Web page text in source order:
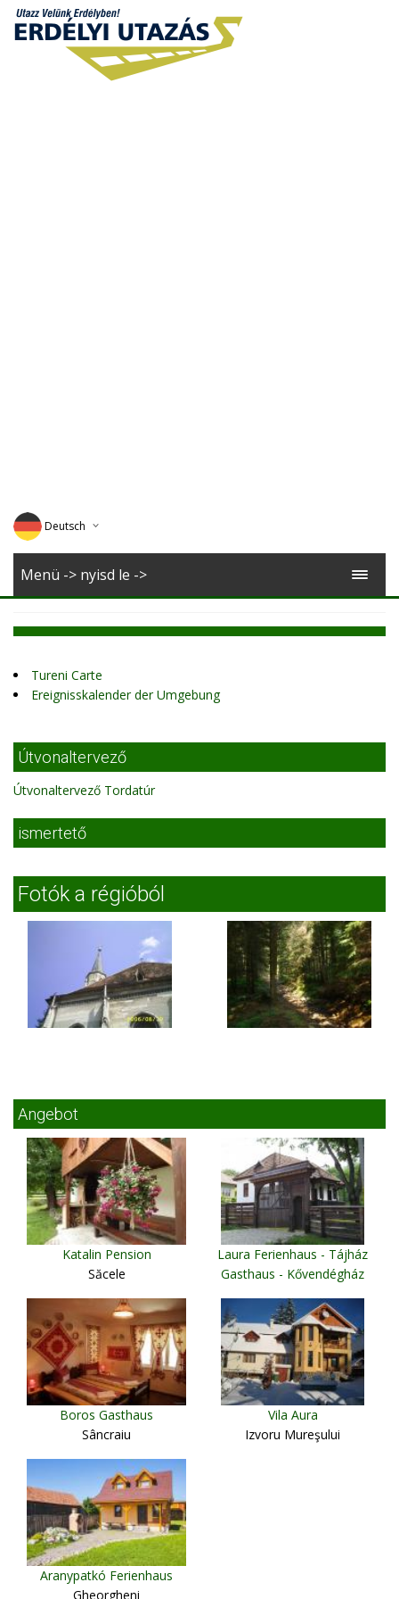
Deutsch
English
Menü -> nyisd le ->
Tureni Carte
Ereignisskalender der Umgebung
Útvonaltervező
Útvonaltervező Tordatúr
ismertető
Fotók a régióból
Angebot
Katalin Pension
Săcele
Laura Ferienhaus - Tájház
Gasthaus - Kővendégház
Boros Gasthaus
Sâncraiu
Vila Aura
Izvoru Mureşului
Aranypatkó Ferienhaus
Gheorgheni